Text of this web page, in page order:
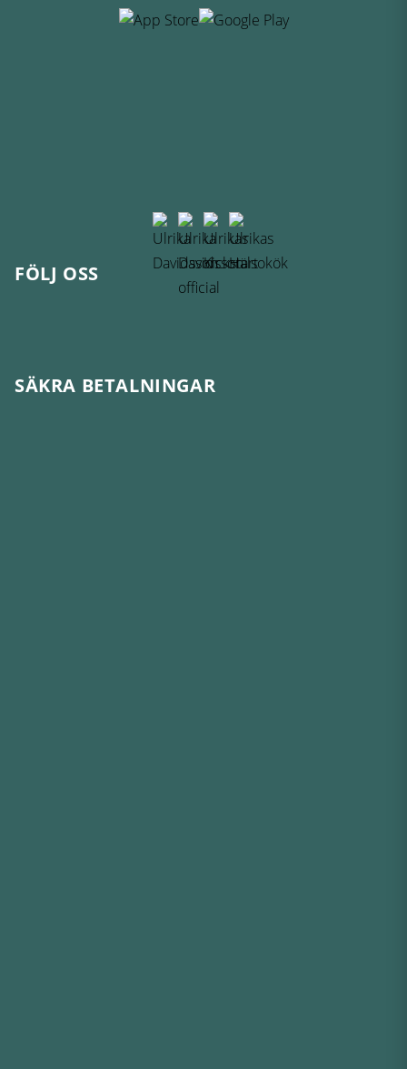
FÖLJ OSS
SÄKRA BETALNINGAR